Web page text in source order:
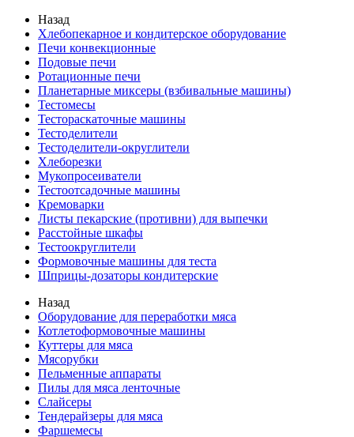
Назад
Хлебопекарное и кондитерское оборудование
Печи конвекционные
Подовые печи
Ротационные печи
Планетарные миксеры (взбивальные машины)
Тестомесы
Тестораскаточные машины
Тестоделители
Тестоделители-округлители
Хлеборезки
Мукопросеиватели
Тестоотсадочные машины
Кремоварки
Листы пекарские (противни) для выпечки
Расстойные шкафы
Тестоокруглители
Формовочные машины для теста
Шприцы-дозаторы кондитерские
Назад
Оборудование для переработки мяса
Котлетоформовочные машины
Куттеры для мяса
Мясорубки
Пельменные аппараты
Пилы для мяса ленточные
Слайсеры
Тендерайзеры для мяса
Фаршемесы